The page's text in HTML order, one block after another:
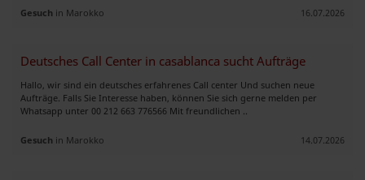
Gesuch in Marokko 16.07.2026
Deutsches Call Center in casablanca sucht Aufträge
Hallo, wir sind ein deutsches erfahrenes Call center Und suchen neue
Aufträge. Falls Sie Interesse haben, können Sie sich gerne melden per
Whatsapp unter 00 212 663 776566 Mit freundlichen ..
Gesuch in Marokko 14.07.2026